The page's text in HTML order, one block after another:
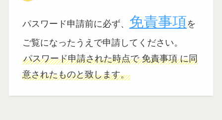
パスワード申請前に必ず、 免責事項を
ご覧になったうえで申請してください。
パスワード申請された時点で 免責事項 に同
意されたものと致します。